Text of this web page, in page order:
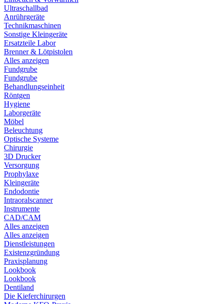
Ultraschallbad
Anrührgeräte
Technikmaschinen
Sonstige Kleingeräte
Ersatzteile Labor
Brenner & Lötpistolen
Alles anzeigen
Fundgrube
Fundgrube
Behandlungseinheit
Röntgen
Hygiene
Laborgeräte
Möbel
Beleuchtung
Optische Systeme
Chirurgie
3D Drucker
Versorgung
Prophylaxe
Kleingeräte
Endodontie
Intraoralscanner
Instrumente
CAD/CAM
Alles anzeigen
Alles anzeigen
Dienstleistungen
Existenzgründung
Praxisplanung
Lookbook
Lookbook
Dentiland
Die Kieferchirurgen